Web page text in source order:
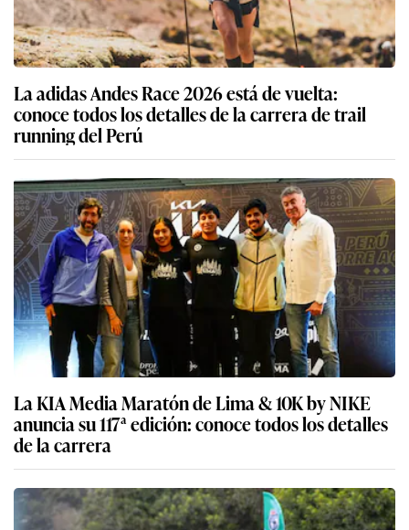
La adidas Andes Race 2026 está de vuelta:
conoce todos los detalles de la carrera de trail
running del Perú
La KIA Media Maratón de Lima & 10K by NIKE
anuncia su 117ª edición: conoce todos los detalles
de la carrera